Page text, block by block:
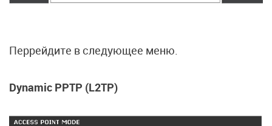
Перрейдите в следующее меню.
Dynamic PPTP (L2TP)